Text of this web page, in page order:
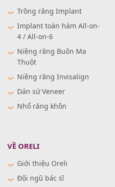
Trồng răng Implant
Implant toàn hàm All-on-
4 / All-on-6
Niềng răng Buôn Ma
Thuột
Niềng răng Invisalign
Dán sứ Veneer
Nhổ răng khôn
VỀ ORELI
Giới thiệu Oreli
Đội ngũ bác sĩ